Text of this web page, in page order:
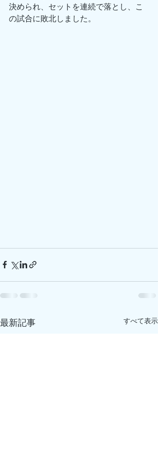
決められ、セットを連続で落とし、こ
の試合に敗北しました。
最新記事 すべて表示